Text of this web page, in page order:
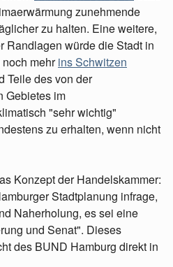
zunehmende
zu halten. Eine weitere,
Randlagen würde die Stadt in
mehrins Schwitzen
Teile des von der
Gebietes im
"sehr wichtig"
zu erhalten, wenn nicht
Konzept der Handelskammer:
Stadtplanung infrage,
Naherholung, es sei eine
und Senat". Dieses
des BUND Hamburg direkt in